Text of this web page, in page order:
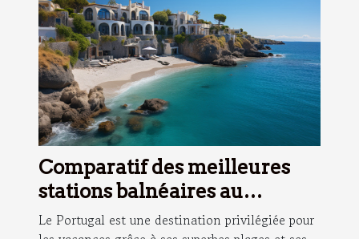
Comparatif des meilleures
stations balnéaires au
Portugal
Le Portugal est une destination privilégiée pour